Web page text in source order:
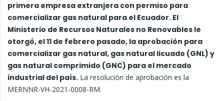
primera empresa extranjera con permiso para
comercializar gas natural para el Ecuador. El
Ministerio de Recursos Naturales no Renovables le
otorgó, el 11 de febrero pasado, la aprobación para
comercializar gas natural, gas natural licuado (GNL) y
gas natural comprimido (GNC) para el mercado
industrial del país. La resolución de aprobación es la
MERNNR-VH-2021-0008-RM.